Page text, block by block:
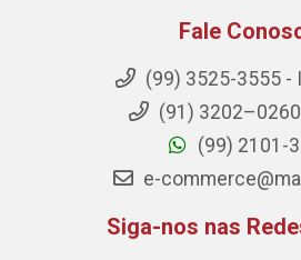
Fale
(99) 3525-3555 -
(91)
(99) 2101-
e-
Siga-nos nas